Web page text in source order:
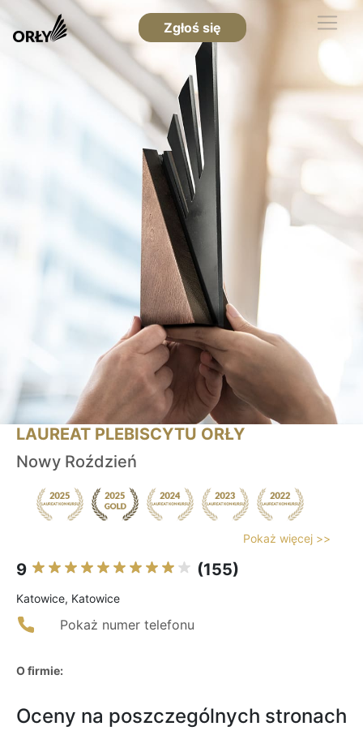
Zgłoś się
LAUREAT PLEBISCYTU ORŁY
Nowy Roździeń
Pokaż więcej >>
9 (155)
Katowice, Katowice
Pokaż numer telefonu
O firmie:
Oceny na poszczególnych stronach